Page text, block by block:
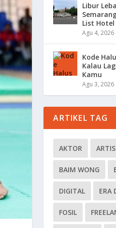
Libur
List
Agu 4, 2026
Kode
Kalau
Kamu
Agu 3, 2026
ARTIKEL TAG
AKTOR ARTIS
BAIM WONG
DIGITAL ERA
FOSIL